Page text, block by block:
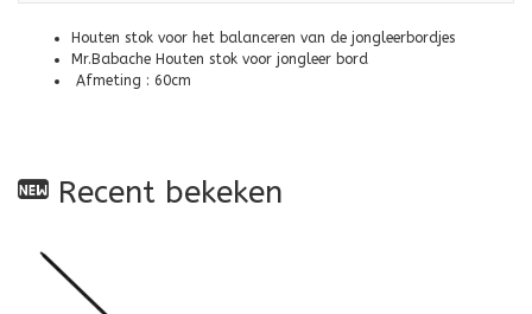
Houten stok voor het balanceren van de jongleerbordjes
Mr.Babache Houten stok voor jongleer bord
Afmeting : 60cm
Recent bekeken